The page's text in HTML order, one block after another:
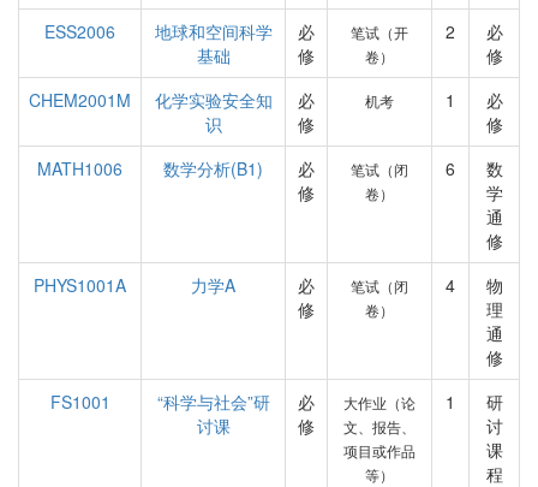
ESS2006
地球和空间科学
基础
必
修
笔试（开
卷）
2
必
修
CHEM2001M
化学实验安全知
识
必
修
机考 1
必
修
MATH1006
数学分析(B1)
必
修
笔试（闭
卷）
6
数
学
通
修
PHYS1001A
力学A
必
修
笔试（闭
卷）
4
物
理
通
修
FS1001
“科学与社会”研
讨课
必
修
大作业（论
文、报告、
项目或作品
等）
1
研
讨
课
程